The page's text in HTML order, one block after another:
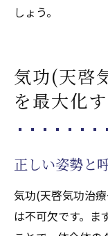
しょう。
気功(天啓
を最大化
正しい姿勢と
気功(天啓気功治
は不可欠です。ま